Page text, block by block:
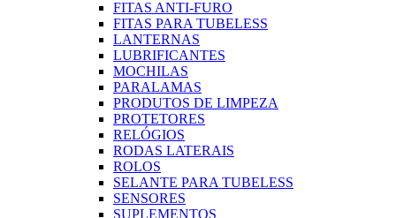
FITAS ANTI-FURO
FITAS PARA TUBELESS
LANTERNAS
LUBRIFICANTES
MOCHILAS
PARALAMAS
PRODUTOS DE LIMPEZA
PROTETORES
RELÓGIOS
RODAS LATERAIS
ROLOS
SELANTE PARA TUBELESS
SENSORES
SUPLEMENTOS